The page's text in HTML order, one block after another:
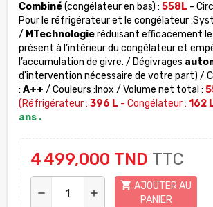
Combiné(congélateur en bas) : 558L -
Pour le réfrigérateur et le congélateur
/ MTechnologieréduisant efficacement
présent à l’intérieur du congélateur et
l’accumulation de givre. / Dégivrages
d'intervention nécessaire de votre part) /
: A++ / Couleurs :Inox / Volume net total :
(Réfrigérateur : 396 L - Congélateur : 162
ans .
4 499,000 TND TTC
remove add
shopping_cart AJOUTER AU
PANIER